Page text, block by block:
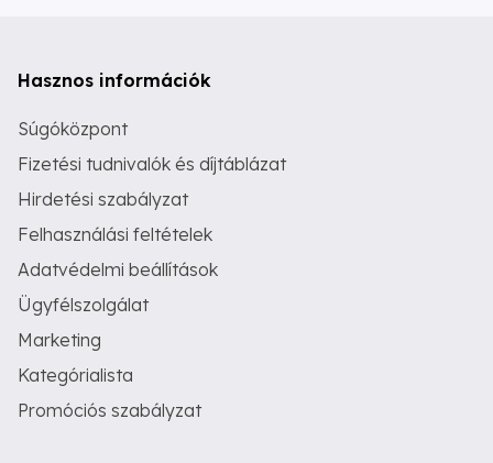
Hasznos információk
Súgóközpont
Fizetési tudnivalók és díjtáblázat
Hirdetési szabályzat
Felhasználási feltételek
Adatvédelmi beállítások
Ügyfélszolgálat
Marketing
Kategórialista
Promóciós szabályzat